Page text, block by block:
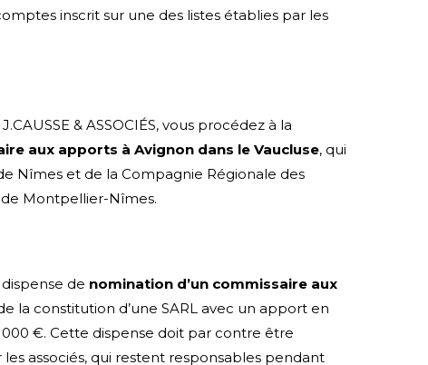
inscrit sur une des listes établies par les
& ASSOCIÉS, vous procédez à la
aux apports à Avignon dans le Vaucluse, qui
Nîmes et de la Compagnie Régionale des
Montpellier-Nîmes.
de nomination d’un commissaire aux
la constitution d’une SARL avec un apport en
€. Cette dispense doit par contre être
associés, qui restent responsables pendant